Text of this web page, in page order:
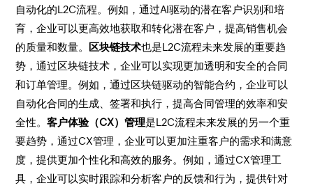
自动化的L2C流程。例如，通过AI驱动的潜在客户识别和培
育，企业可以更高效地获取和转化潜在客户，提高销售机会
的质量和数量。 区块链技术也是L2C流程未来发展的重要趋
势，通过区块链技术，企业可以实现更加透明和安全的合同
和订单管理。例如，通过区块链驱动的智能合约，企业可以
自动化合同的生成、签署和执行，提高合同管理的效率和安
全性。客户体验（CX）管理是L2C流程未来发展的另一个重
要趋势，通过CX管理，企业可以更加注重客户的需求和满意
度，提供更加个性化和高效的服务。例如，通过CX管理工
具，企业可以实时跟踪和分析客户的反馈和行为，提供针对